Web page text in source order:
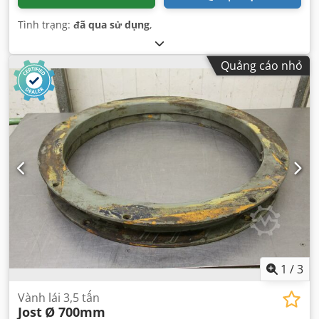
Tình trạng: đã qua sử dụng,
Quảng cáo nhỏ
1 /3
Vành lái 3,5 tấn
Jost Ø 700mm